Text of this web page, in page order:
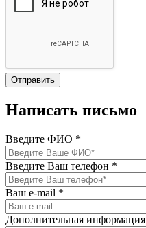
Написать письмо
Введите ФИО *
Введите Ваш телефон *
Ваш e-mail *
Дополнительная информация